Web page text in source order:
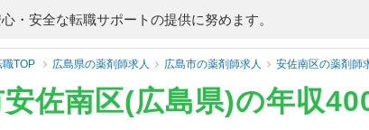
・安全な転職サポートの提供に努めます。
TOP 広島県の薬剤師求人 広島市の薬剤師求人 安佐南区の薬剤師
安佐南区(広島県)の年収